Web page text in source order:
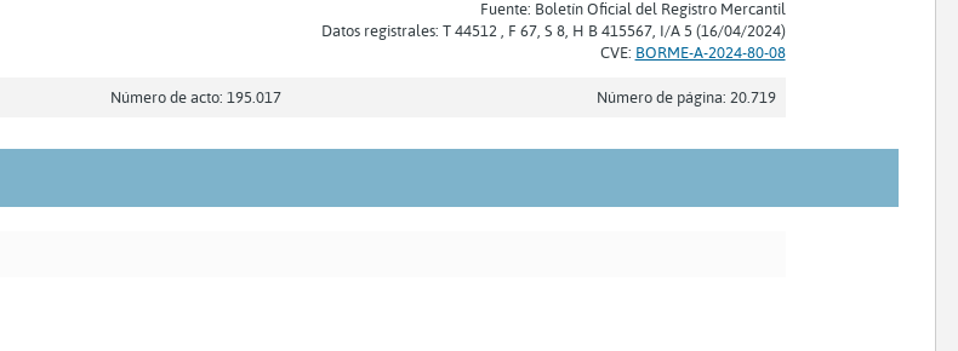
Fuente: Boletín Oficial del Registro Mercantil
Datos registrales: T 44512 , F 67, S 8, H B 415567, I/A 5 (16/04/2024)
CVE: BORME-A-2024-80-08
Número de acto: 195.017 Número de página: 20.719